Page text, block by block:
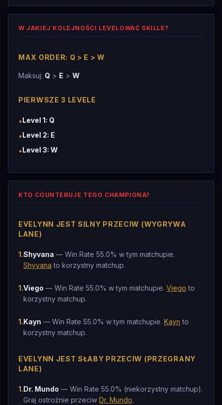
W JAKIEJ KOLEJNOŚCI LEVELOWAĆ SKILLE?
MAX ORDER: Q > E > W
Maksuj: Q > E > W
PIERWSZE 3 LEVELE
•Level 1: Q
•Level 2: E
•Level 3: W
KTO COUNTERUJE TEGO CHAMPIONA?
EVELYNN JEST SILNY PRZECIW (WYGRYWA
LANE)
1.Shyvana — Win Rate 55.0% w tym matchupie.
Shyvana to korzystny matchup.
1.Viego — Win Rate 55.0% w tym matchupie. Viego to
korzystny matchup.
1.Kayn — Win Rate 55.0% w tym matchupie. Kayn to
korzystny matchup.
EVELYNN JEST SŁABY PRZECIW (PRZEGRANY
LANE)
1.Dr. Mundo — Win Rate 55.0% (niekorzystny matchup).
Graj ostrożnie przeciw Dr. Mundo.